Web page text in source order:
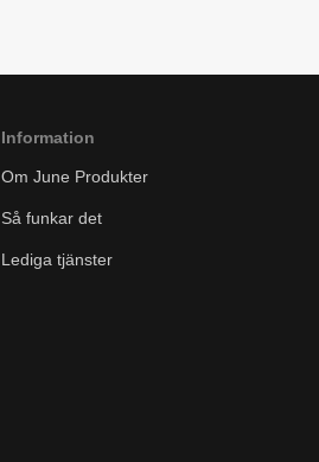
Information
Om June Produkter
Så funkar det
Lediga tjänster